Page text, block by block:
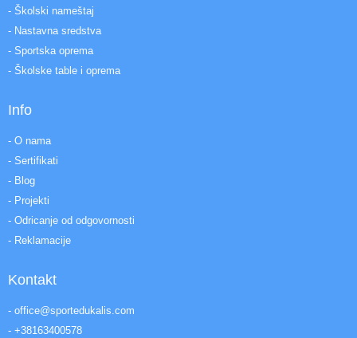
- Školski nameštaj
- Nastavna sredstva
- Sportska oprema
- Školske table i oprema
Info
- O nama
- Sertifikati
- Blog
- Projekti
- Odricanje od odgovornosti
- Reklamacije
Kontakt
- office@sportedukalis.com
- +38163400578